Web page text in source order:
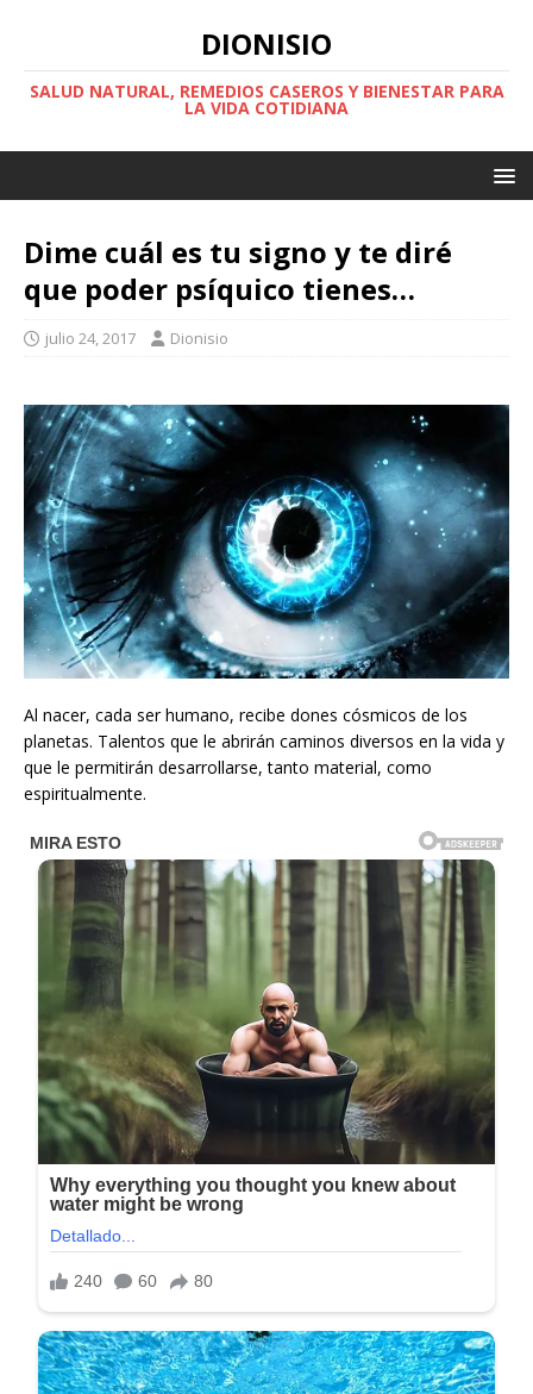
DIONISIO
SALUD NATURAL, REMEDIOS CASEROS Y BIENESTAR PARA
LA VIDA COTIDIANA
Dime cuál es tu signo y te diré
que poder psíquico tienes…
julio 24, 2017 Dionisio
Al nacer, cada ser humano, recibe dones cósmicos de los
planetas. Talentos que le abrirán caminos diversos en la vida y
que le permitirán desarrollarse, tanto material, como
espiritualmente.